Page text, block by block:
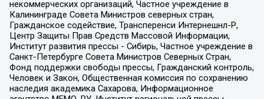
некоммерческих организаций, Частное учреждение в
Калининграде Совета Министров северных стран,
Гражданское содействие, Трансперенси Интернешнл-Р,
Центр Защиты Прав Средств Массовой Информации,
Институт развития прессы - Сибирь, Частное учреждение в
Санкт-Петербурге Совета Министров Северных Стран,
Фонд поддержки свободы прессы, Гражданский контроль,
Человек и Закон, Общественная комиссия по сохранению
наследия академика Сахарова, Информационное